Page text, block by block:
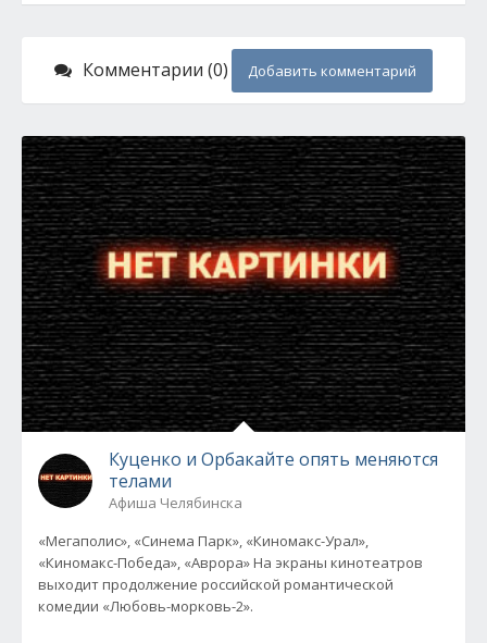
Комментарии (0) Добавить комментарий
Куценко и Орбакайте опять меняются
телами
Афиша Челябинска
«Мегаполис», «Синема Парк», «Киномакс-Урал»,
«Киномакс-Победа», «Аврора» На экраны кинотеатров
выходит продолжение российской романтической
комедии «Любовь-морковь-2».